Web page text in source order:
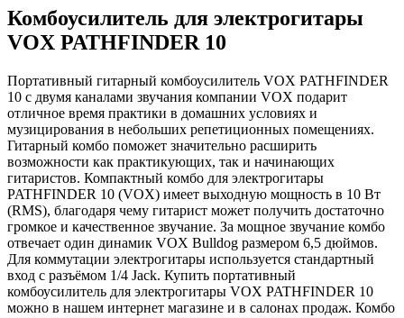
Комбоусилитель для электрогитары
VOX PATHFINDER 10
Портативный гитарный комбоусилитель VOX PATHFINDER
10 с двумя каналами звучания компании VOX подарит
отличное время практики в домашних условиях и
музицирования в небольших репетиционных помещениях.
Гитарный комбо поможет значительно расширить
возможности как практикующих, так и начинающих
гитаристов. Компактный комбо для электрогитары
PATHFINDER 10 (VOX) имеет выходную мощность в 10 Вт
(RMS), благодаря чему гитарист может получить достаточно
громкое и качественное звучание. За мощное звучание комбо
отвечает один динамик VOX Bulldog размером 6,5 дюймов.
Для коммутации электрогитары используется стандартный
вход с разъёмом 1/4 Jack. Купить портативный
комбоусилитель для электрогитары VOX PATHFINDER 10
можно в нашем интернет магазине и в салонах продаж. Комбо